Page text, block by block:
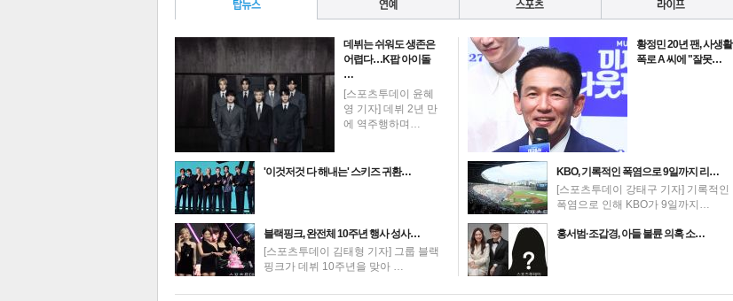
유 소
최신뉴스
데뷔는 쉬워도 생존은
어렵다…K팝 아이돌
…
[스포츠투데이 윤혜
영 기자] 데뷔 2년 만
에 역주행하며…
'이것저것 다 해내는' 스키즈 귀환…
블랙핑크, 완전체 10주년 행사 성사…
[스포츠투데이 김태형 기자] 그룹 블랙
핑크가 데뷔 10주년을 맞아 …
황정민 20년 팬, 사생활
폭로 A 씨에 "잘못…
KBO, 기록적인 폭염으로 9일까지 리…
[스포츠투데이 강태구 기자] 기록적인
폭염으로 인해 KBO가 9일까지…
홍서범·조갑경, 아들 불륜 의혹 소…